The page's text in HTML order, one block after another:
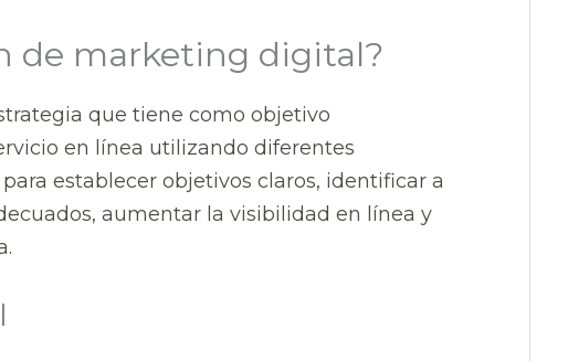
de marketing digital?
que tiene como objetivo
en línea utilizando diferentes
establecer objetivos claros, identificar a
aumentar la visibilidad en línea y